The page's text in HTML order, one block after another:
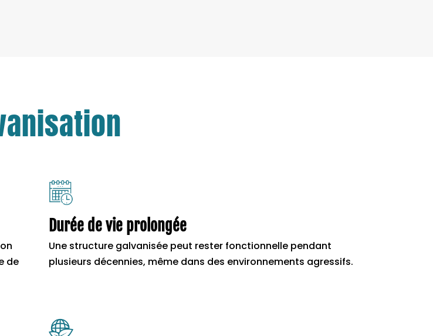
de
Durée de vie prolongée
Une structure galvanisée peut rester fonctionnelle pendant
plusieurs décennies, même dans des environnements agressifs.